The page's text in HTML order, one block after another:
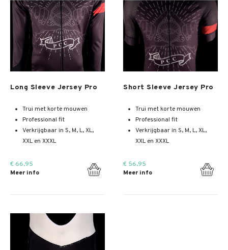
Long Sleeve Jersey Pro
Trui met korte mouwen
Professional fit
Verkrijgbaar in S, M, L, XL,
XXL en XXXL
€ 66,95
Meer info
Short Sleeve Jersey Pro
Trui met korte mouwen
Professional fit
Verkrijgbaar in S, M, L, XL,
XXL en XXXL
€ 56,95
Meer info